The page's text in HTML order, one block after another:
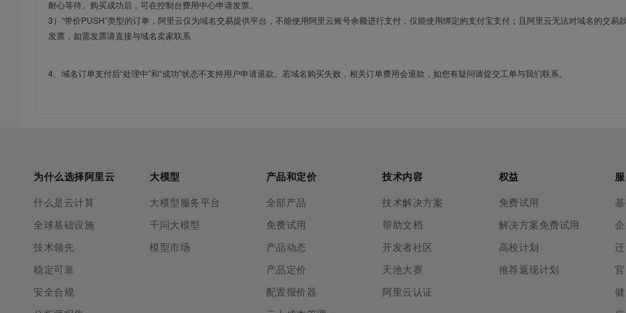
耐心等待。购买成功后，可在控制台费用中心申请发票。
3）“带价PUSH”类型的订单，阿里云仅为域名交易提供平台，不能使用阿里云账号余额进行支付，仅能使用绑定的支付宝支付；且阿里云无法对域名的交易
发票，如需发票请直接与域名卖家联系
4、域名订单支付后“处理中”和“成功”状态不支持用户申请退款。若域名购买失败，相关订单费用会退款，如您有疑问请提交工单与我们联系。